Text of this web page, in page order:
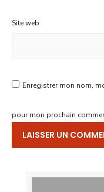
Site web
Enregistrer mon nom,
pour mon prochain